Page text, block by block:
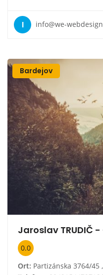
I info@we-
Bardejov
Jaroslav TRUDIČ -
0.0
Ort: Partizánska 3764/45